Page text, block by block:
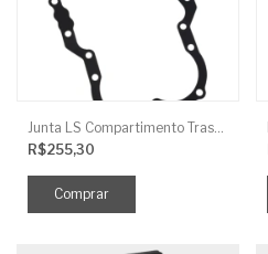
R$255,30